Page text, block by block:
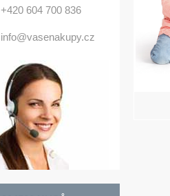
+420 604 700 836
info@vasenakupy.cz
Bezpečné cyklosedačky